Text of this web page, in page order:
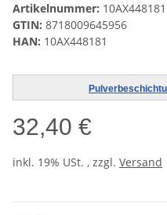
Artikelnummer: 10AX448181
GTIN: 8718009645956
HAN: 10AX448181
32,40 €
inkl. 19% USt. , zzgl. Versand